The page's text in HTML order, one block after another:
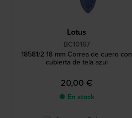
Lotus
BC10167
18581/2 18 mm Correa de cuero con
cubierta de tela azul
20,00 €
● En stock